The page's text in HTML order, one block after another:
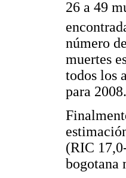
26 a 49
número
muertes
todos los
para 2008.
(RIC
bogotana